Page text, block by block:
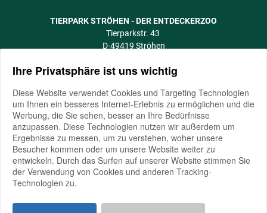
TIERPARK STRÖHEN - DER ENTDECKERZOO
Tierparkstr. 43
D-49419 Ströhen
Telefon +49 5774 505
Ihre Privatsphäre ist uns wichtig
Diese Website verwendet Cookies und Targeting Technologien
um Ihnen ein besseres Internet-Erlebnis zu ermöglichen und die
Werbung, die Sie sehen, besser an Ihre Bedürfnisse
anzupassen. Diese Technologien nutzen wir außerdem um
Ergebnisse zu messen, um zu verstehen, woher unsere
Besucher kommen oder um unsere Website weiter zu
entwickeln. Durch das Surfen auf unserer Website stimmen Sie
der Verwendung von Cookies und anderen Tracking-
Technologien zu.